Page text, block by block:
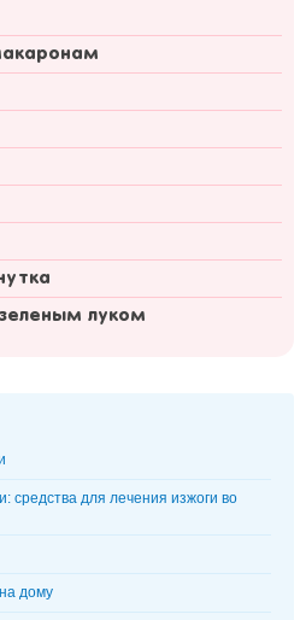
луком
средства для лечения изжоги во
дому